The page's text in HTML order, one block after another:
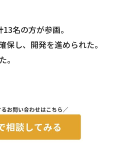
名の方が参画。
保し、開発を進められた。
。